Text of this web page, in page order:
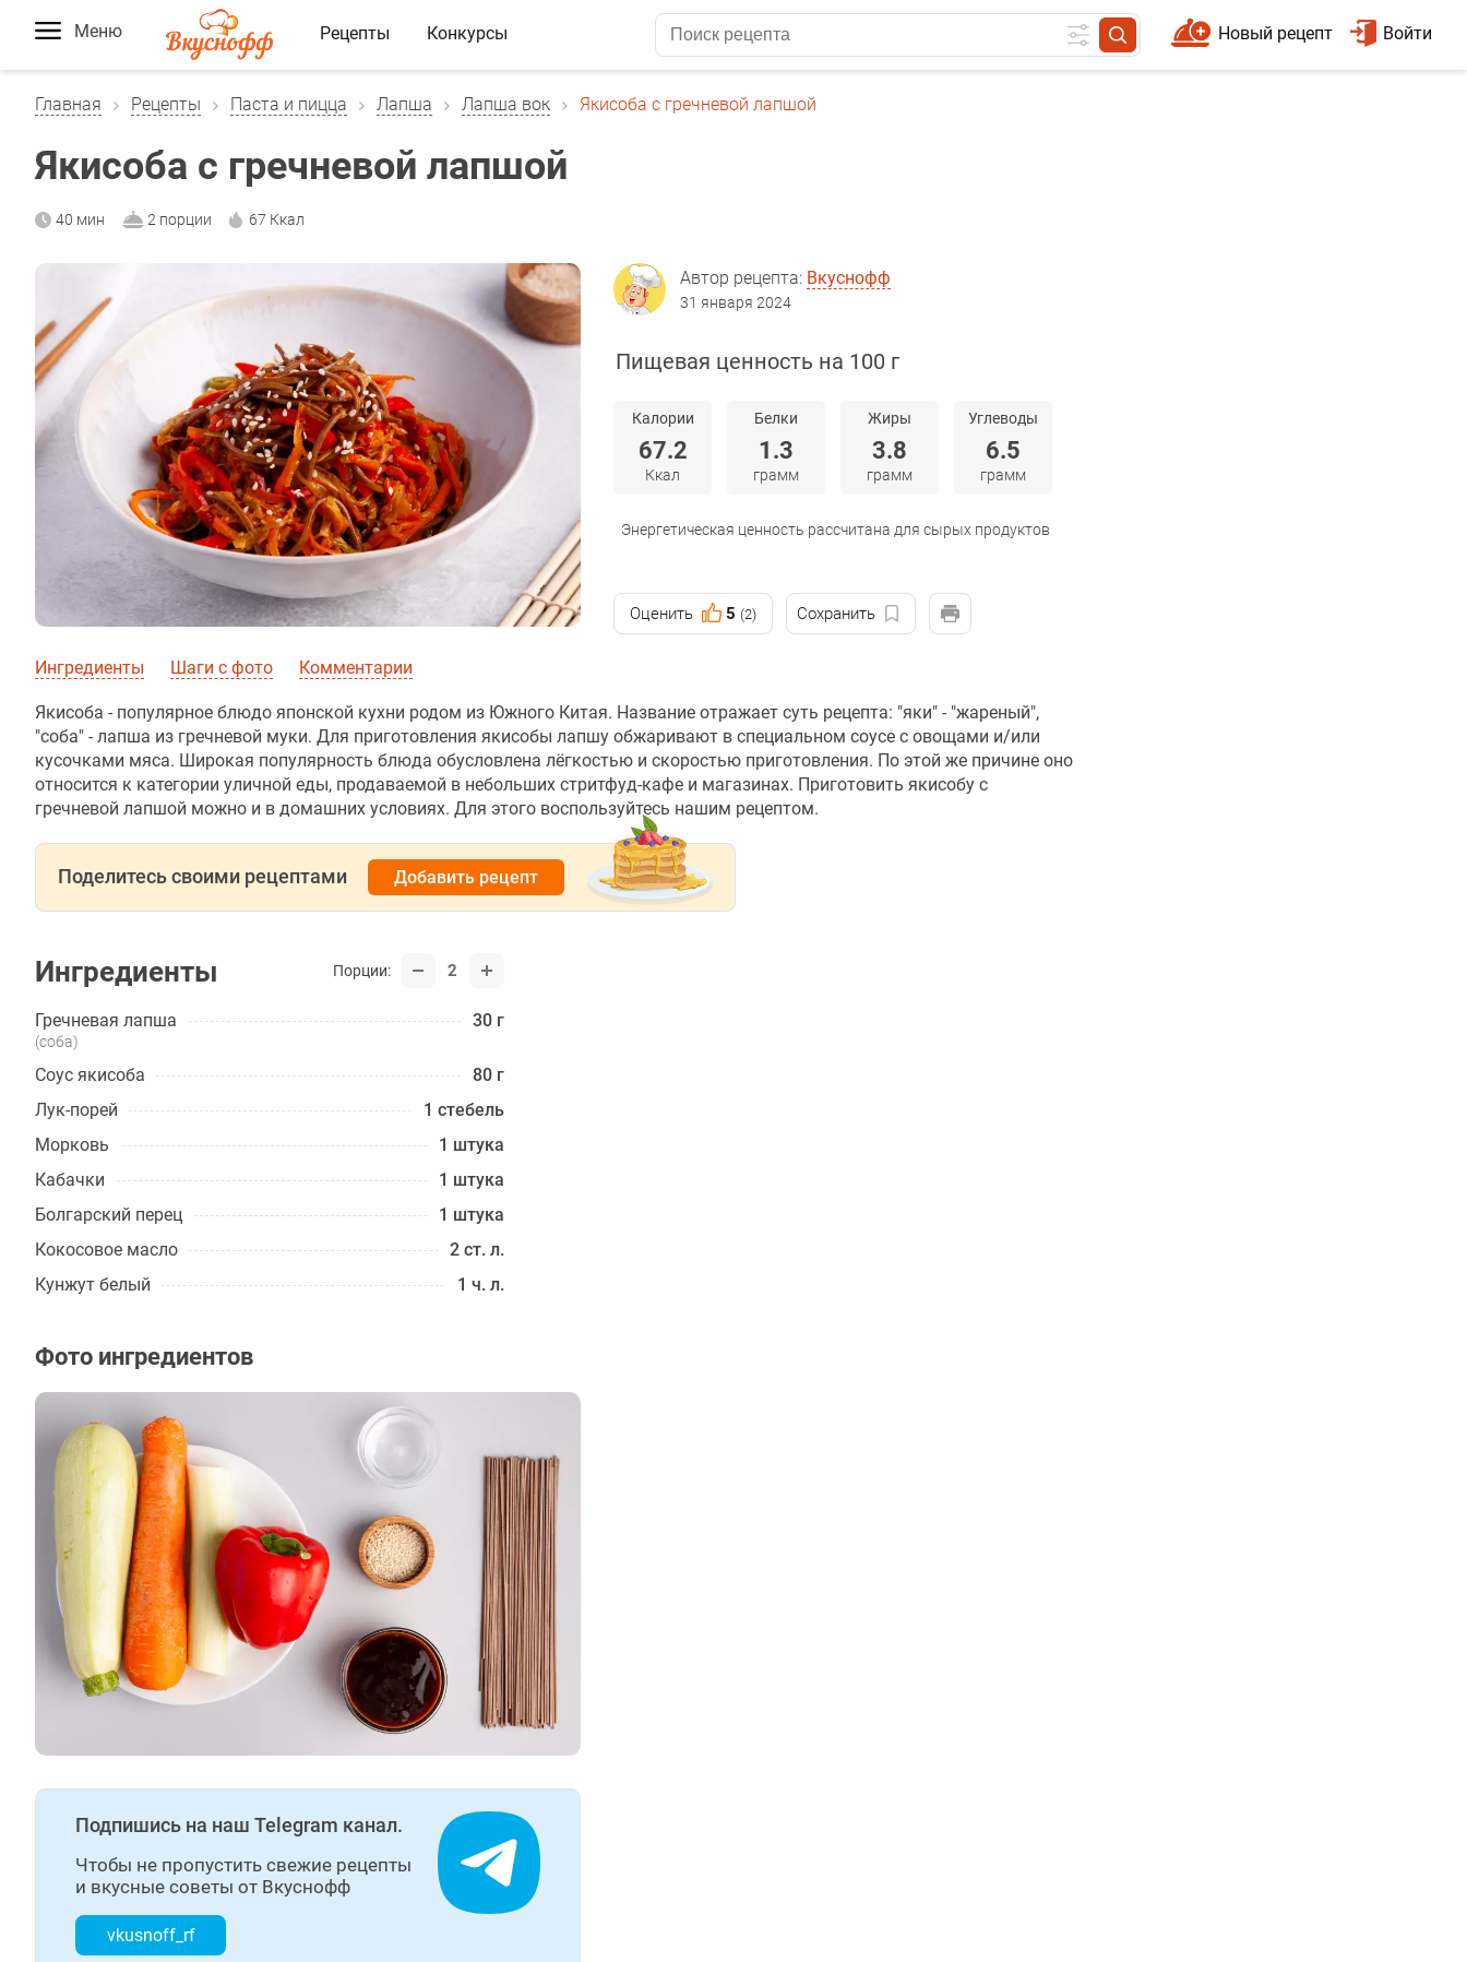
Меню Рецепты Конкурсы Войти
Новый рецепт
Главная Рецепты Паста и пицца Лапша Лапша вок Якисоба с гречневой лапшой
Якисоба с гречневой лапшой
40 мин 2 порции 67 Ккал
Автор рецепта: Вкуснофф
31 января 2024
Пищевая ценность на 100 г
Калории
67.2
Ккал
Белки
1.3
грамм
Жиры
3.8
грамм
Углеводы
6.5
грамм
Энергетическая ценность рассчитана для сырых продуктов
Оценить 5 (2) Сохранить
Ингредиенты Шаги с фото Комментарии
Якисоба - популярное блюдо японской кухни родом из Южного Китая. Название отражает суть рецепта: "яки" - "жареный",
"соба" - лапша из гречневой муки. Для приготовления якисобы лапшу обжаривают в специальном соусе с овощами и/или
кусочками мяса. Широкая популярность блюда обусловлена лёгкостью и скоростью приготовления. По этой же причине оно
относится к категории уличной еды, продаваемой в небольших стритфуд-кафе и магазинах. Приготовить якисобу с
гречневой лапшой можно и в домашних условиях. Для этого воспользуйтесь нашим рецептом.
Поделитесь своими рецептами Добавить рецепт
Ингредиенты Порции: 2
Гречневая лапша 30 г
(соба)
Соус якисоба
80 г
Лук-порей
1 стебель
Морковь
1 штука
Кабачки
1 штука
Болгарский перец
1 штука
Кокосовое масло
2 ст. л.
Кунжут белый
1 ч. л.
Фото ингредиентов
Подпишись на наш Telegram канал.
Чтобы не пропустить свежие рецепты
и вкусные советы от Вкуснофф
vkusnoff_rf